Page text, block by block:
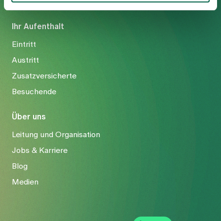
Ihr Aufenthalt
Eintritt
Austritt
Zusatzversicherte
Besuchende
Über uns
Leitung und Organisation
Jobs & Karriere
Blog
Medien